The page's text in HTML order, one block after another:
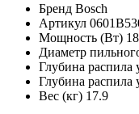
Бренд Bosch
Артикул
Мощность (Вт)
Диаметр
Глубина распила
Глубина распила
Вес (кг) 17.9